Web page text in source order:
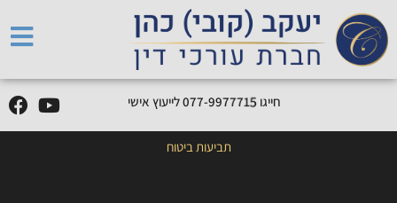
חייגו 077-9977715 לייעוץ אישי
תביעות ביטוח